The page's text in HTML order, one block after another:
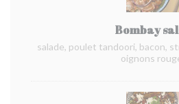
Bombay
salade, poulet tandoori, bacon,
oignons